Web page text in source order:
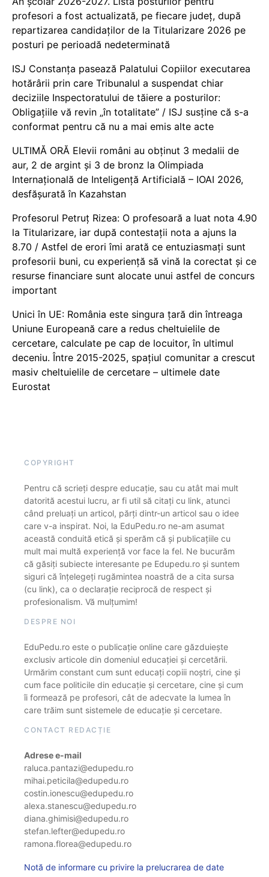
profesori a fost actualizată, pe fiecare județ, după
repartizarea candidaților de la Titularizare 2026 pe
posturi pe perioadă nedeterminată
ISJ Constanța pasează Palatului Copiilor executarea
hotărârii prin care Tribunalul a suspendat chiar
deciziile Inspectoratului de tăiere a posturilor:
Obligațiile vă revin „în totalitate” / ISJ susține că s-a
conformat pentru că nu a mai emis alte acte
ULTIMĂ ORĂ Elevii români au obținut 3 medalii de
aur, 2 de argint și 3 de bronz la Olimpiada
Internațională de Inteligență Artificială – IOAI 2026,
desfășurată în Kazahstan
Profesorul Petruț Rizea: O profesoară a luat nota 4.90
la Titularizare, iar după contestații nota a ajuns la
8.70 / Astfel de erori îmi arată ce entuziasmați sunt
profesorii buni, cu experiență să vină la corectat și ce
resurse financiare sunt alocate unui astfel de concurs
important
Unici în UE: România este singura țară din întreaga
Uniune Europeană care a redus cheltuielile de
cercetare, calculate pe cap de locuitor, în ultimul
deceniu. Între 2015-2025, spațiul comunitar a crescut
masiv cheltuielile de cercetare – ultimele date
Eurostat
COPYRIGHT
Pentru că scrieți despre educație, sau cu atât mai mult
datorită acestui lucru, ar fi util să citați cu link, atunci
când preluați un articol, părți dintr-un articol sau o idee
care v-a inspirat. Noi, la EduPedu.ro ne-am asumat
această conduită etică și sperăm că și publicațiile cu
mult mai multă experiență vor face la fel. Ne bucurăm
că găsiți subiecte interesante pe Edupedu.ro și suntem
siguri că înțelegeți rugămintea noastră de a cita sursa
(cu link), ca o declarație reciprocă de respect și
profesionalism. Vă mulțumim!
DESPRE NOI
EduPedu.ro este o publicație online care găzduiește
exclusiv articole din domeniul educației și cercetării.
Urmărim constant cum sunt educați copiii noștri, cine și
cum face politicile din educație și cercetare, cine și cum
îi formează pe profesori, cât de adecvate la lumea în
care trăim sunt sistemele de educație și cercetare.
CONTACT REDACȚIE
Adrese e-mail
raluca.pantazi@edupedu.ro
mihai.peticila@edupedu.ro
costin.ionescu@edupedu.ro
alexa.stanescu@edupedu.ro
diana.ghimisi@edupedu.ro
stefan.lefter@edupedu.ro
ramona.florea@edupedu.ro
Notă de informare cu privire la prelucrarea de date